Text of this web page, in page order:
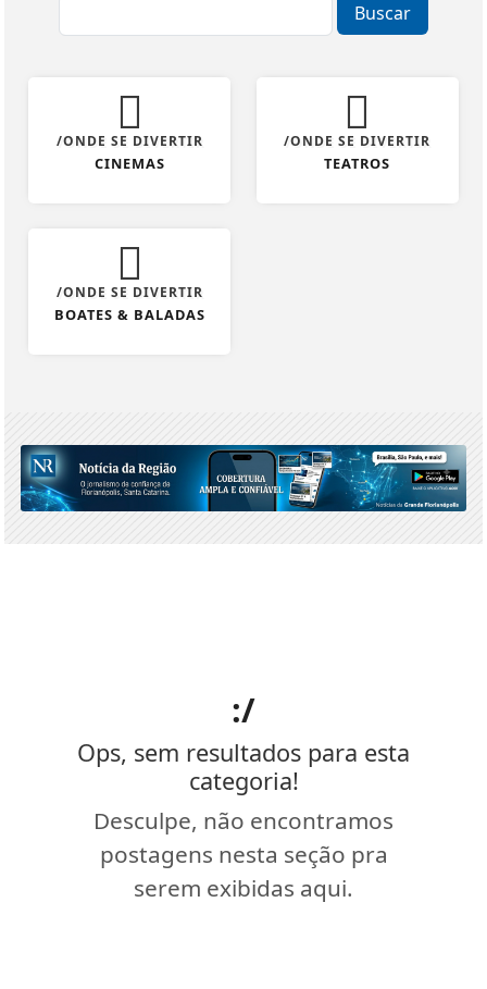
Buscar
/ONDE SE DIVERTIR
CINEMAS
/ONDE SE DIVERTIR
TEATROS
/ONDE SE DIVERTIR
BOATES & BALADAS
:/
Ops, sem resultados para esta
categoria!
Desculpe, não encontramos
postagens nesta seção pra
serem exibidas aqui.